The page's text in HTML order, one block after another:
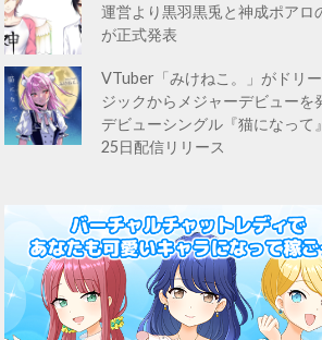
運営より黒羽黒兎と神成ポアロ
が正式発表
VTuber「みけねこ。」がドリ
ジックからメジャーデビュー
デビューシングル『猫になって
25日配信リリース